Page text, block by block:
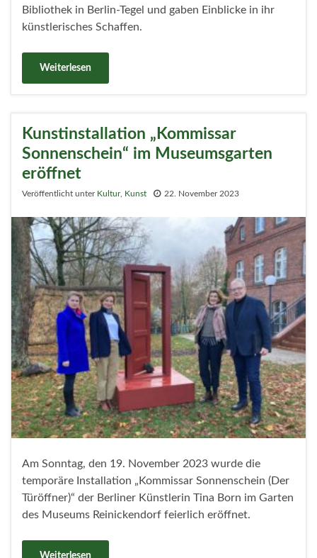
Bibliothek in Berlin-Tegel und gaben Einblicke in ihr
künstlerisches Schaffen.
Weiterlesen
Kunstinstallation „Kommissar
Sonnenschein“ im Museumsgarten
eröffnet
Veröffentlicht unter Kultur, Kunst 22. November 2023
Am Sonntag, den 19. November 2023 wurde die
temporäre Installation „Kommissar Sonnenschein (Der
Türöffner)“ der Berliner Künstlerin Tina Born im Garten
des Museums Reinickendorf feierlich eröffnet.